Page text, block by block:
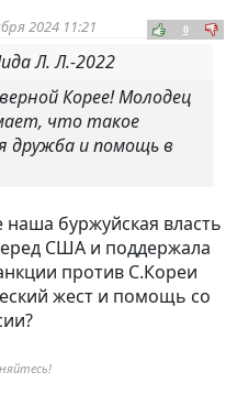
2024 11:21 0
Л. Л.-2022
Корее! Молодец
что такое
дружба и помощь в
наша буржуйская власть
США и поддержала
против С.Кореи
жест и помощь со